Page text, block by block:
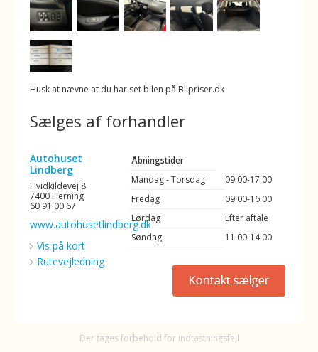
Husk at nævne at du har set bilen på Bilpriser.dk
Sælges af forhandler
Autohuset
Lindberg
Hvidkildevej 8
7400 Herning
60 91 00 67
www.autohusetlindberg.dk
Vis på kort
Rutevejledning
Åbningstider
Mandag - Torsdag
09:00-17:00
Fredag
09:00-16:00
Lørdag
Efter aftale
Søndag
11:00-14:00
Der tages forbehold for indtastningsfejl